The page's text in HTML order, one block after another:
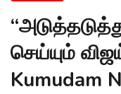
செய்யும்
Kumudam